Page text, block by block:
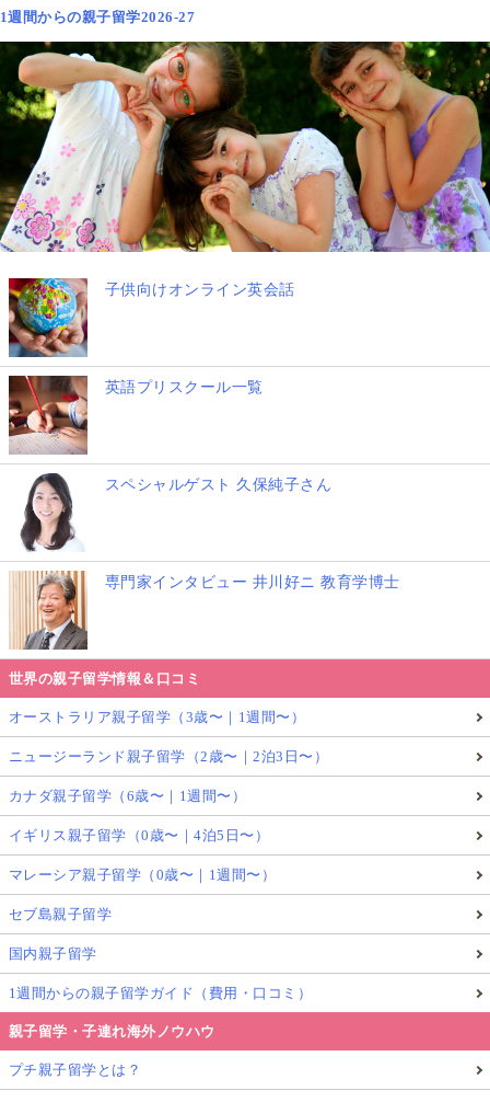
1週間からの親子留学2026-27
子供向けオンライン英会話
英語プリスクール一覧
スペシャルゲスト 久保純子さん
専門家インタビュー 井川好ニ 教育学博士
世界の親子留学情報＆口コミ
オーストラリア親子留学（3歳〜｜1週間〜）
ニュージーランド親子留学（2歳〜｜2泊3日〜）
カナダ親子留学（6歳〜｜1週間〜）
イギリス親子留学（0歳〜｜4泊5日〜）
マレーシア親子留学（0歳〜｜1週間〜）
セブ島親子留学
国内親子留学
1週間からの親子留学ガイド（費用・口コミ）
親子留学・子連れ海外ノウハウ
プチ親子留学とは？